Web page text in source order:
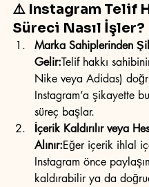
⚠️ Instagram Telif
Süreci Nasıl İşler?
Marka Sahiplerinden
Gelir:Telif hakkı
Nike veya Adidas)
Instagram’a şikayette
süreç başlar.
İçerik Kaldırılır veya
Alınır:Eğer içerik ihlal
Instagram önce
kaldırabilir ya da